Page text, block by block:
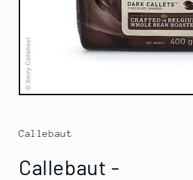
Medien
Modal
öffnen
Callebaut
Callebaut -